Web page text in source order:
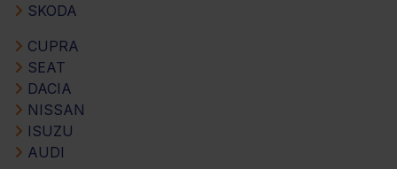
SKODA
CUPRA
SEAT
DACIA
NISSAN
ISUZU
AUDI